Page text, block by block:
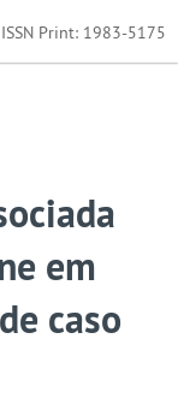
Print: 1983-5175
em
caso